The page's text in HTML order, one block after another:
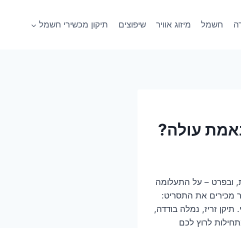
חשמל מיזוג אוויר שיפוצים תיקון מכשירי חשמל
ובפרט – על התעלומה
מכירים את התסריט:
זריז, נמלה בודדה,
לרוץ לכם